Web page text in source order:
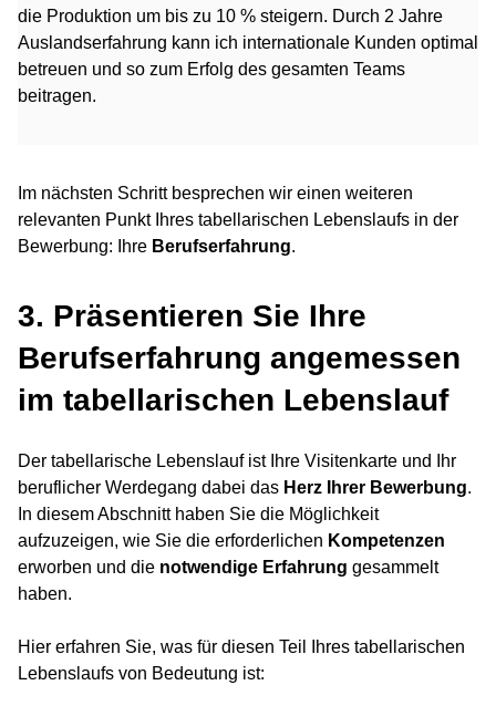
die Produktion um bis zu 10 % steigern. Durch 2 Jahre
Auslandserfahrung kann ich internationale Kunden optimal
betreuen und so zum Erfolg des gesamten Teams
beitragen.
Im nächsten Schritt besprechen wir einen weiteren
relevanten Punkt Ihres tabellarischen Lebenslaufs in der
Bewerbung: Ihre Berufserfahrung.
3. Präsentieren Sie Ihre
Berufserfahrung angemessen
im tabellarischen Lebenslauf
Der tabellarische Lebenslauf ist Ihre Visitenkarte und Ihr
beruflicher Werdegang dabei das Herz Ihrer Bewerbung.
In diesem Abschnitt haben Sie die Möglichkeit
aufzuzeigen, wie Sie die erforderlichen Kompetenzen
erworben und die notwendige Erfahrung gesammelt
haben.
Hier erfahren Sie, was für diesen Teil Ihres tabellarischen
Lebenslaufs von Bedeutung ist: